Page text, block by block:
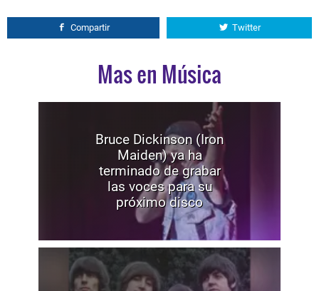
Compartir Twitter
Mas en Música
Bruce Dickinson (Iron
Maiden) ya ha
terminado de grabar
las voces para su
próximo disco